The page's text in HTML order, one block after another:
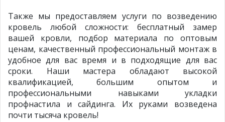
Также мы предоставляем услуги по возведению
кровель любой сложности: бесплатный замер
вашей кровли, подбор материала по оптовым
ценам, качественный профессиональный монтаж в
удобное для вас время и в подходящие для вас
сроки. Наши мастера обладают высокой
квалификацией, большим опытом и
профессиональными навыками укладки
профнастила и сайдинга. Их руками возведена
почти тысяча кровель!